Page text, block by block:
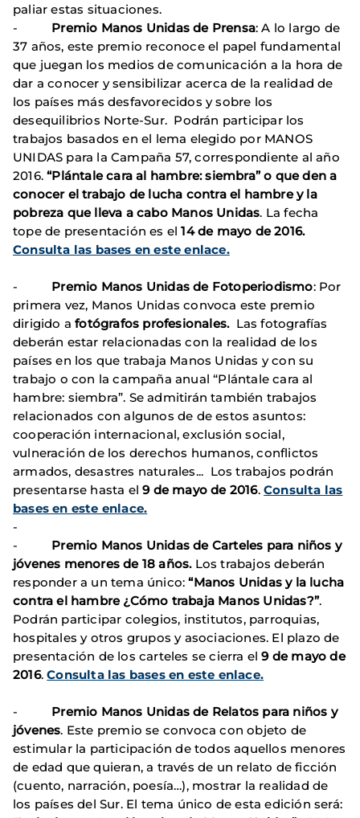
paliar estas situaciones.
- Premio Manos Unidas de Prensa: A lo largo de
37 años, este premio reconoce el papel fundamental
que juegan los medios de comunicación a la hora de
dar a conocer y sensibilizar acerca de la realidad de
los países más desfavorecidos y sobre los
desequilibrios Norte-Sur. Podrán participar los
trabajos basados en el lema elegido por MANOS
UNIDAS para la Campaña 57, correspondiente al año
2016.“Plántale cara al hambre: siembra” o que den a
conocer el trabajo de lucha contra el hambre y la
pobreza que lleva a cabo Manos Unidas. La fecha
tope de presentación es el14 de mayo de 2016.
Consulta las bases en este enlace.
- Premio Manos Unidas de Fotoperiodismo: Por
primera vez, Manos Unidas convoca este premio
dirigido afotógrafos profesionales. Las fotografías
deberán estar relacionadas con la realidad de los
países en los que trabaja Manos Unidas y con su
trabajo o con la campaña anual “Plántale cara al
hambre: siembra”. Se admitirán también trabajos
relacionados con algunos de de estos asuntos:
cooperación internacional, exclusión social,
vulneración de los derechos humanos, conflictos
armados, desastres naturales... Los trabajos podrán
presentarse hasta el9 de mayo de 2016.Consulta las
bases en este enlace.
-
- Premio Manos Unidas de Carteles para niños y
jóvenes menores de 18 años.Los trabajos deberán
responder a un tema único:“Manos Unidas y la lucha
contra el hambre ¿Cómo trabaja Manos Unidas?”.
Podrán participar colegios, institutos, parroquias,
hospitales y otros grupos y asociaciones. El plazo de
presentación de los carteles se cierra el9 de mayo de
2016.Consulta las bases en este enlace.
- Premio Manos Unidas de Relatos para niños y
jóvenes. Este premio se convoca con objeto de
estimular la participación de todos aquellos menores
de edad que quieran, a través de un relato de ficción
(cuento, narración, poesía…), mostrar la realidad de
los países del Sur. El tema único de esta edición será: